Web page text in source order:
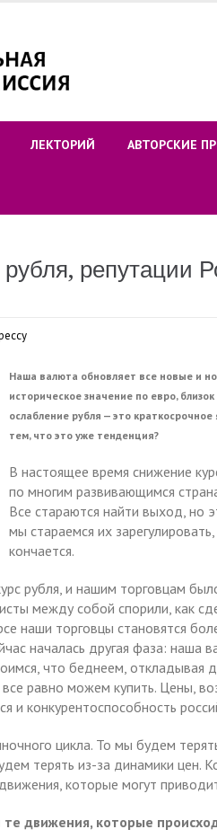
ЛЕКТОРИЙ АВТОРСКИЕ
репутации
Наша валюта обновляет все новые и
историческое значение по евро,
ослабление рубля — это
тем, что это уже тенденция?
В настоящее время снижение
по многим развивающимся
Все стараются найти выход, но
мы стараемся их
кончается.
рубля, и нашим торговцам
между собой спорили, как
наши торговцы становятся
началась другая фаза: наша
что беднеем, откладывая
равно можем купить. Цены,
и конкурентоспособность
цикла. То мы будем
терять из-за динамики цен.
которые могут
движения, которые